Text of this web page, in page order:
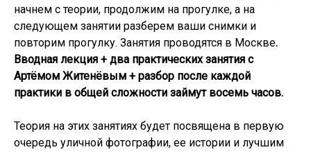
начнем с теории, продолжим на прогулке, а на
следующем занятии разберем ваши снимки и
повторим прогулку. Занятия проводятся в Москве.
Вводная лекция + два практических занятия с
Артёмом Житенёвым + разбор после каждой
практики в общей сложности займут восемь часов.
Теория на этих занятиях будет посвящена в первую
очередь уличной фотографии, ее истории и лучшим